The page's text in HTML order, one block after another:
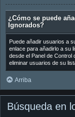
¿Cómo se puede
Ignorados?
Puede añadir usuarios a
enlace para añadirlo a su
desde el Panel de Control
eliminar usuarios de su
Arriba
Búsqueda en